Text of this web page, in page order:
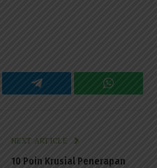
Telegram
NEXT ARTICLE
10 Poin Krusial Penerapan